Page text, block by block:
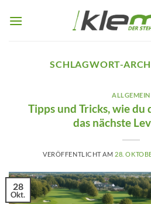
Inhalt
SCHLAGWORT-
ALLGEMEIN
Tipps und Tricks, wie du
das nächste
VERÖFFENTLICHT AM 28.
28
Okt.